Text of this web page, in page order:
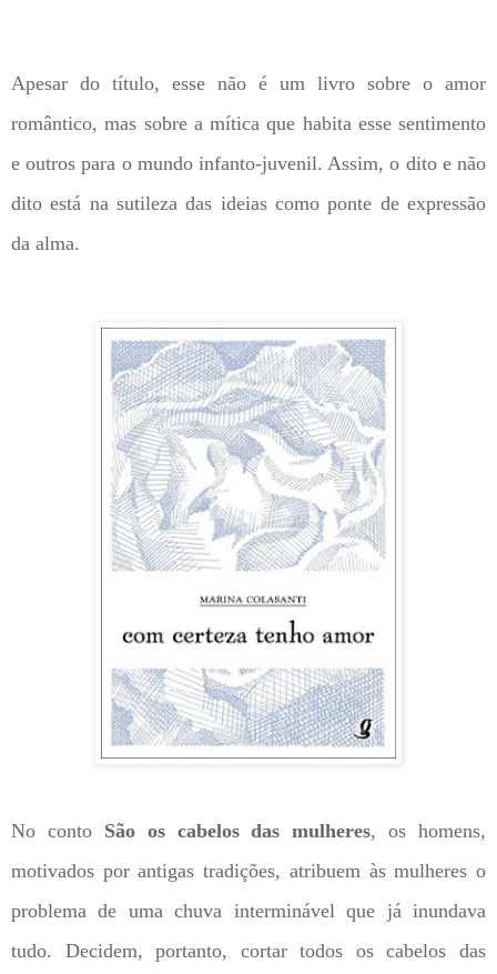
Apesar do título, esse não é um livro sobre o amor
romântico, mas sobre a mítica que habita esse sentimento
e outros para o mundo infanto-juvenil. Assim, o dito e não
dito está na sutileza das ideias como ponte de expressão
da alma.
No conto São os cabelos das mulheres, os homens,
motivados por antigas tradições, atribuem às mulheres o
problema de uma chuva interminável que já inundava
tudo. Decidem, portanto, cortar todos os cabelos das